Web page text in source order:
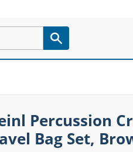
Percussion
Bag Set,